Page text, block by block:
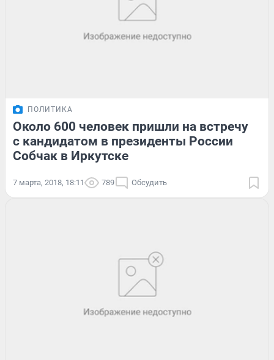
ПОЛИТИКА
Около 600 человек пришли на встречу
с кандидатом в президенты России
Собчак в Иркутске
7 марта, 2018, 18:11 789 Обсудить